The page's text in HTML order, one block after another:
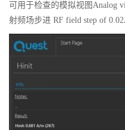
可用于检查的模拟视图Analog
射频场步进 RF field step of